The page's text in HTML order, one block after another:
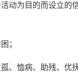
动为目的而设立的
；
、恤病、助残、优抚